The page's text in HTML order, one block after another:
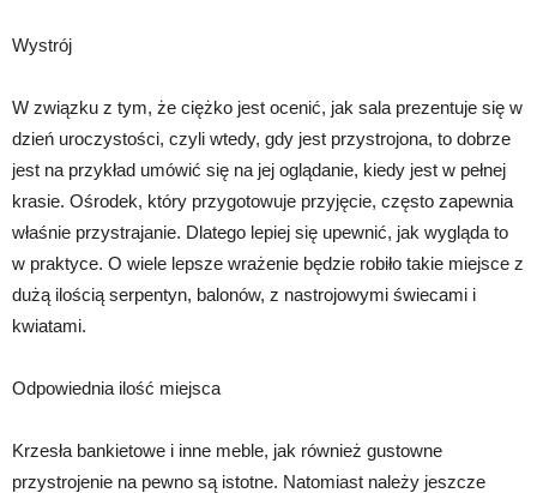
Wystrój
W związku z tym, że ciężko jest ocenić, jak sala prezentuje się w
dzień uroczystości, czyli wtedy, gdy jest przystrojona, to dobrze
jest na przykład umówić się na jej oglądanie, kiedy jest w pełnej
krasie. Ośrodek, który przygotowuje przyjęcie, często zapewnia
właśnie przystrajanie. Dlatego lepiej się upewnić, jak wygląda to
w praktyce. O wiele lepsze wrażenie będzie robiło takie miejsce z
dużą ilością serpentyn, balonów, z nastrojowymi świecami i
kwiatami.
Odpowiednia ilość miejsca
Krzesła bankietowe i inne meble, jak również gustowne
przystrojenie na pewno są istotne. Natomiast należy jeszcze